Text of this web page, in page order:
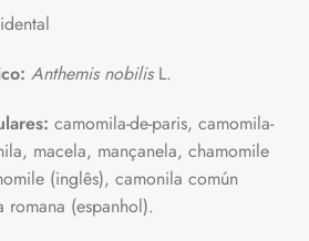
Anthemis nobilisL.
camomila-de-paris, camomila-
macela, mançanela, chamomile
(inglês), camonila común
romana (espanhol).